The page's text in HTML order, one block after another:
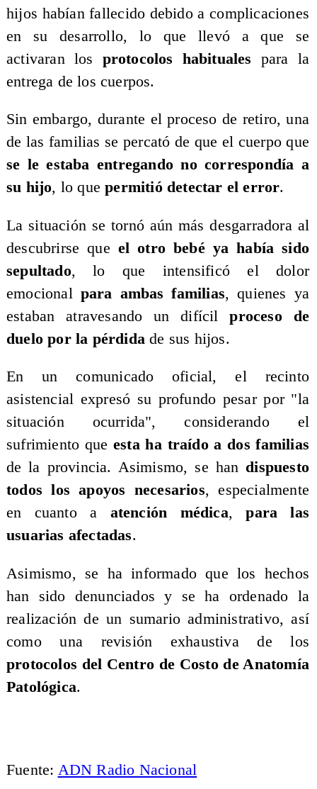
hijos habían fallecido debido a complicaciones
en su desarrollo, lo que llevó a que se
activaran los protocolos habituales para la
entrega de los cuerpos.
Sin embargo, durante el proceso de retiro, una
de las familias se percató de que el cuerpo que
se le estaba entregando no correspondía a
su hijo, lo quepermitió detectar el error.
La situación se tornó aún más desgarradora al
descubrirse que el otro bebé ya había sido
sepultado, lo que intensificó el dolor
emocional para ambas familias, quienes ya
estaban atravesando un difícilproceso de
duelo por la pérdida de sus hijos.
En un comunicado oficial, el recinto
asistencial expresó su profundo pesar por "la
situación ocurrida", considerando el
sufrimiento queesta ha traído a dos familias
de la provincia. Asimismo, se han dispuesto
todos los apoyos necesarios, especialmente
en cuanto a atención médica,para las
usuarias afectadas.
Asimismo, se ha informado que los hechos
han sido denunciados y se ha ordenado la
realización de un sumario administrativo, así
como una revisión exhaustiva de los
protocolos del Centro de Costo de Anatomía
Patológica.
Fuente: ADN Radio Nacional